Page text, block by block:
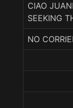
CIAO
SEEKING
NO